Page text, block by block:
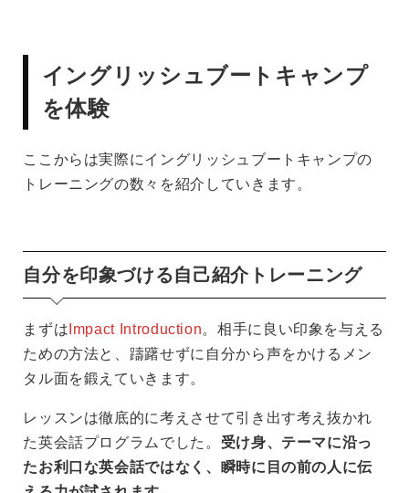
イングリッシュブートキャンプ
を体験
ここからは実際にイングリッシュブートキャンプの
トレーニングの数々を紹介していきます。
自分を印象づける自己紹介トレーニング
まずは Impact Introduction。相手に良い印象を与える
ための方法と、躊躇せずに自分から声をかけるメン
タル面を鍛えていきます。
レッスンは徹底的に考えさせて引き出す考え抜かれ
た英会話プログラムでした。 受け身、テーマに沿っ
たお利口な英会話ではなく、瞬時に目の前の人に伝